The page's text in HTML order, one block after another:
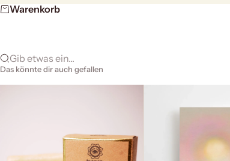
Warenkorb
Gib etwas ein...
Das könnte dir auch gefallen